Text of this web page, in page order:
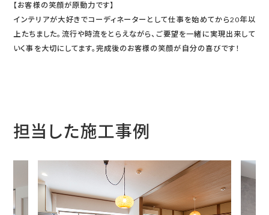
【お客様の笑顔が原動力です】
インテリアが大好きでコーディネーターとして仕事を始めてから20年以
上たちました。流行や時流をとらえながら、ご要望を一緒に実現出来して
いく事を大切にしてます。完成後のお客様の笑顔が自分の喜びです！
担当した施工事例